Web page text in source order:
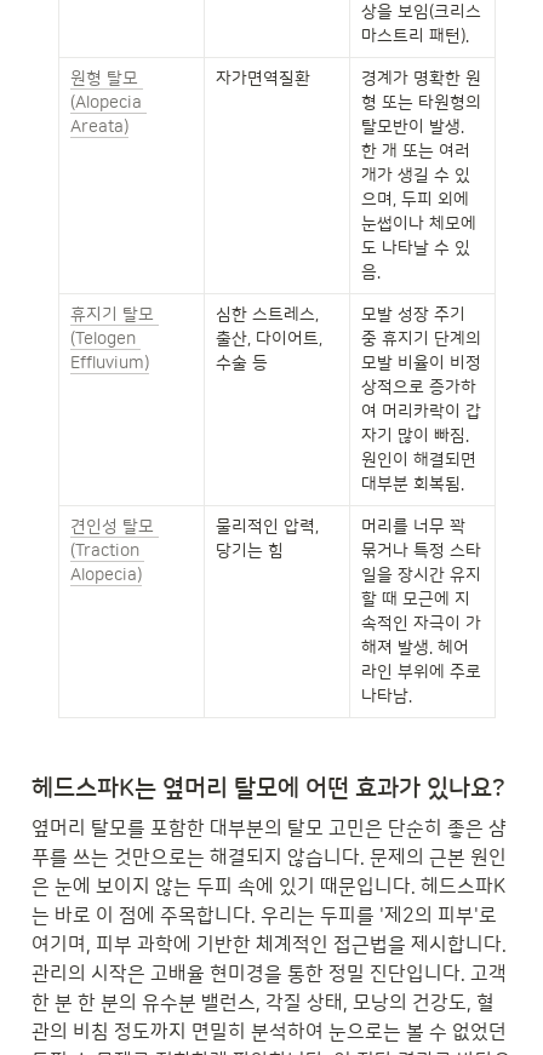
상을 보임(크리스
마스트리 패턴).
원형 탈모
(Alopecia
Areata)
자가면역질환
경계가 명확한 원
형 또는 타원형의
탈모반이 발생.
한 개 또는 여러
개가 생길 수 있
으며, 두피 외에
눈썹이나 체모에
도 나타날 수 있
음.
휴지기 탈모
(Telogen
Effluvium)
심한 스트레스,
출산, 다이어트,
수술 등
모발 성장 주기
중 휴지기 단계의
모발 비율이 비정
상적으로 증가하
여 머리카락이 갑
자기 많이 빠짐.
원인이 해결되면
대부분 회복됨.
견인성 탈모
(Traction
Alopecia)
물리적인 압력,
당기는 힘
머리를 너무 꽉
묶거나 특정 스타
일을 장시간 유지
할 때 모근에 지
속적인 자극이 가
해져 발생. 헤어
라인 부위에 주로
나타남.
헤드스파K는 옆머리 탈모에 어떤 효과가 있나요?
옆머리 탈모를 포함한 대부분의 탈모 고민은 단순히 좋은 샴
푸를 쓰는 것만으로는 해결되지 않습니다. 문제의 근본 원인
은 눈에 보이지 않는 두피 속에 있기 때문입니다. 헤드스파K
는 바로 이 점에 주목합니다. 우리는 두피를 '제2의 피부'로
여기며, 피부 과학에 기반한 체계적인 접근법을 제시합니다.
관리의 시작은 고배율 현미경을 통한 정밀 진단입니다. 고객
한 분 한 분의 유수분 밸런스, 각질 상태, 모낭의 건강도, 혈
관의 비침 정도까지 면밀히 분석하여 눈으로는 볼 수 없었던